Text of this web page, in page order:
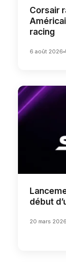
Corsair
racing
6 août 2026
début
20 mars 2026